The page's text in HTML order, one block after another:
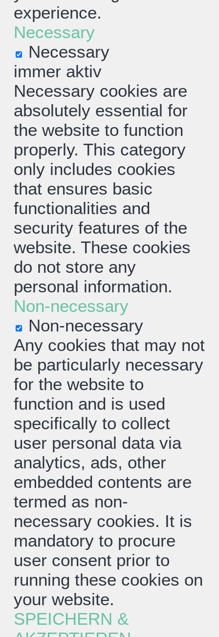
experience.
Necessary
Necessary
immer aktiv
Necessary cookies are
absolutely essential for
the website to function
properly. This category
only includes cookies
that ensures basic
functionalities and
security features of the
website. These cookies
do not store any
personal information.
Non-necessary
Non-necessary
Any cookies that may not
be particularly necessary
for the website to
function and is used
specifically to collect
user personal data via
analytics, ads, other
embedded contents are
termed as non-
necessary cookies. It is
mandatory to procure
user consent prior to
running these cookies on
your website.
SPEICHERN &